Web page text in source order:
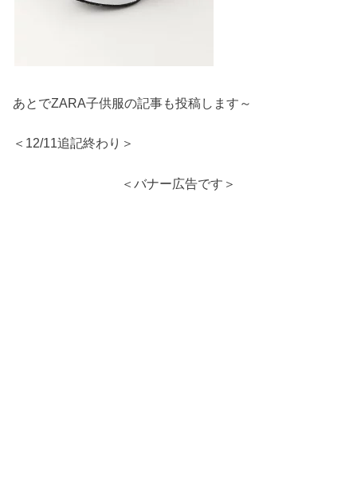
あとでZARA子供服の記事も投稿します～
＜12/11追記終わり＞
＜バナー広告です＞